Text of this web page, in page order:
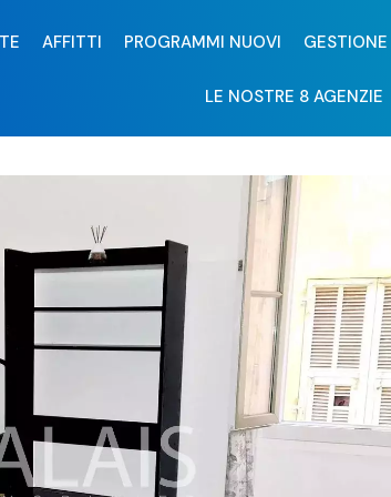
AFFITTI PROGRAMMI NUOVI GESTIONE
LE NOSTRE 8 AGENZIE